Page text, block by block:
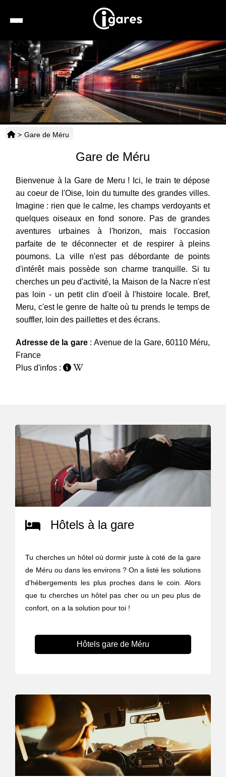
Recherche
Location de voiture
Hôtels
Taxis
> Gare de Méru
Gare de Méru
Bienvenue à la Gare de Meru ! Ici, le train te dépose
au coeur de l'Oise, loin du tumulte des grandes villes.
Imagine : rien que le calme, les champs verdoyants et
quelques oiseaux en fond sonore. Pas de grandes
aventures urbaines à l'horizon, mais l'occasion
parfaite de te déconnecter et de respirer à pleins
poumons. La ville n'est pas débordante de points
d'intérêt mais possède son charme tranquille. Si tu
cherches un peu d'activité, la Maison de la Nacre n'est
pas loin - un petit clin d'oeil à l'histoire locale. Bref,
Meru, c'est le genre de halte où tu prends le temps de
souffler, loin des paillettes et des écrans.
Adresse de la gare : Avenue de la Gare, 60110 Méru,
France
Plus d'infos :
Hôtels à la gare
Tu cherches un hôtel où dormir juste à coté de la gare
de Méru ou dans les environs ? On a listé les solutions
d'hébergements les plus proches dans le coin. Alors
que tu cherches un hôtel pas cher ou un peu plus de
confort, on a la solution pour toi !
Hôtels gare de Méru